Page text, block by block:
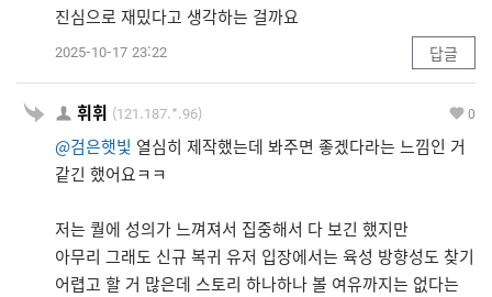
진심으로 재밌다고 생각하는 걸까요
2025-10-17 23:22 답글
휘휘 (121.187.*.96) 0
@검은햇빛 열심히 제작했는데 봐주면 좋겠다라는 느낌인 거
같긴 했어요ㅋㅋ
저는 퀄에 성의가 느껴져서 집중해서 다 보긴 했지만
아무리 그래도 신규 복귀 유저 입장에서는 육성 방향성도 찾기
어렵고 할 거 많은데 스토리 하나하나 볼 여유까지는 없다는